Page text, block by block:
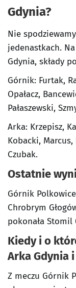
Gdynia?
Nie
jedenastkach.
Gdynia, składy
Górnik: Furtak,
Opałacz,
Pałaszewski,
Arka: Krzepisz,
Kobacki, Marcus,
Czubak.
Ostatnie
Górnik
Chrobrym
pokonała Stomil
Kiedy i o
Arka Gdynia
Z meczu Górnik